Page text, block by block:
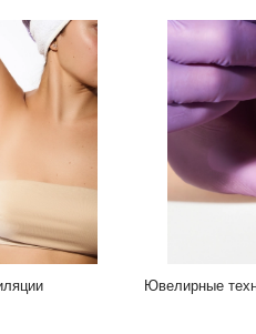
Ювелирные